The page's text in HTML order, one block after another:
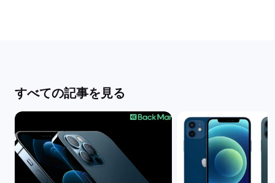
すべての記事を見る